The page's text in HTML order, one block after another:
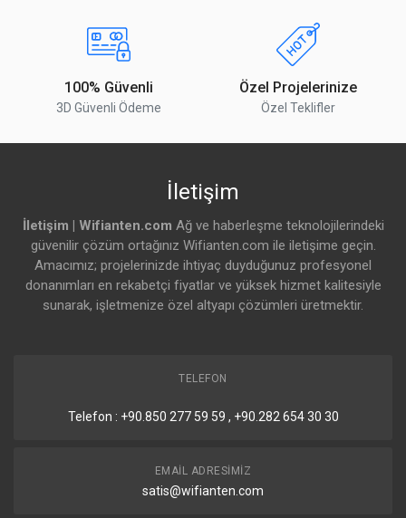
Yorumu Gönder
100% Güvenli
3D Güvenli Ödeme
Özel Projelerinize
Özel Teklifler
İletişim
İletişim | Wifianten.com Ağ ve haberleşme teknolojilerindeki
güvenilir çözüm ortağınız Wifianten.com ile iletişime geçin.
Amacımız; projelerinizde ihtiyaç duyduğunuz profesyonel
donanımları en rekabetçi fiyatlar ve yüksek hizmet kalitesiyle
sunarak, işletmenize özel altyapı çözümleri üretmektir.
TELEFON
Telefon : +90.850 277 59 59 , +90.282 654 30 30
EMAIL ADRESIMIZ
satis@wifianten.com